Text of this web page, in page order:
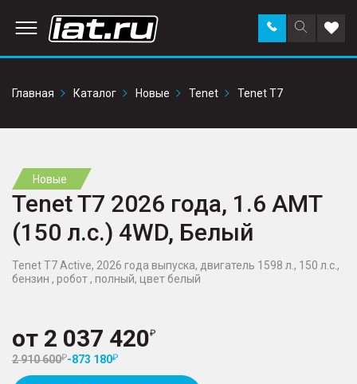
Поиск
по
Заказать
звонок в
Главная
Каталог Новые Tenet Tenet T7
Новые
Tenet T7 2026 года, 1.6 AMT
(150 л.с.) 4WD, Белый
Tenet T7 Active, 2026 года выпуска, двигатель 1598 л., 150 л.с.,
бензин , робот , полный, цвет белый
от 2 037 420
2 910 600 -873 180